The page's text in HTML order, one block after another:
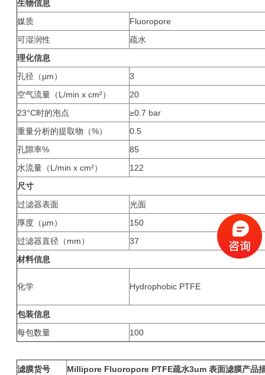
生物信息
媒质
Fluoropore
可湿润性
疏水
理化信息
孔径（µm）
3
空气流量（L/min x cm²）
20
23°C时的泡点
≥0.7 bar
重量分析的提取物（%）
0.5
孔隙率%
85
水流量（L/min x cm²）
122
尺寸
过滤器表面
光面
厚度（µm）
150
过滤器直径（mm）
37
材料信息
化学 Hydrophobic PTFE
包装信息
每包数量
100
滤膜货号 Millipore Fluoropore PTFE疏水3um 表面滤膜产品